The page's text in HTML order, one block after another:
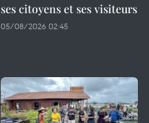
ses citoyens et ses visiteurs
05/08/2026 02:45